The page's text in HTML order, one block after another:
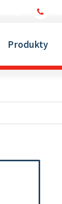
Produkty